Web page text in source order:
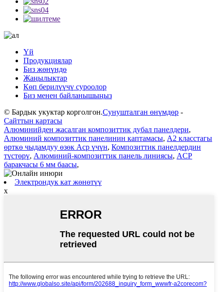
Үй
Продукциялар
Биз жөнүндө
Жаңылыктар
Көп берилүүчү суроолор
Биз менен байланышыңыз
© Бардык укуктар корголгон.Сунушталган өнүмдөр -
Сайттын картасы
Алюминийден жасалган композиттик дубал панелдери,
Алюминий композиттик панелинин каптамасы, A2 класстагы
өрткө чыдамдуу өзөк Acp үчүн, Композиттик панелдердин
түстөрү, Алюминий-композиттик панель линиясы, ACP
баракчасы 6 мм баасы,
Электрондук кат жөнөтүү
x